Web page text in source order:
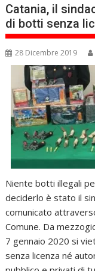
Catania, il
di botti senza
28 Dicembre 2019
Niente botti illegali
deciderlo è stato il
comunicato
Comune. Da
7 gennaio 2020 si
senza licenza né